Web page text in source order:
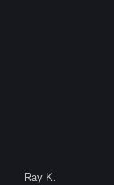
Ray K.